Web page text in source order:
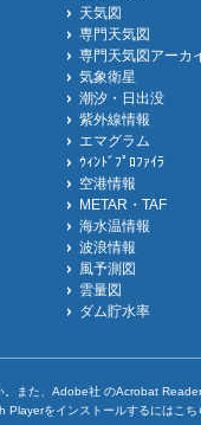
天気図
専門天気図
専門天気図アーカ
気象衛星
潮汐・日出没
紫外線情報
エマグラム
ｳｨﾝﾄﾞﾌﾟﾛﾌｧｲﾗ
空港情報
METAR・TAF
海水温情報
波浪情報
風予測図
雲量図
ダム貯水率
。また、Adobe社 のAcrobat
Playerをインストールするには こち